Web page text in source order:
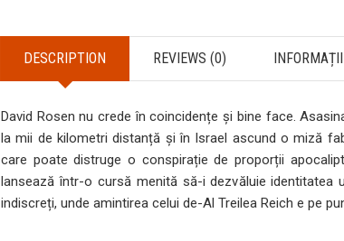
DESCRIPTION REVIEWS (0)
David Rosen nu crede în coincidențe și bine face.
la mii de kilometri distanță și în Israel ascund o miză
care poate distruge o conspirație de proporții
lansează într-o cursă menită să-i dezvăluie
indiscreți, unde amintirea celui de-Al Treilea Reich e pe